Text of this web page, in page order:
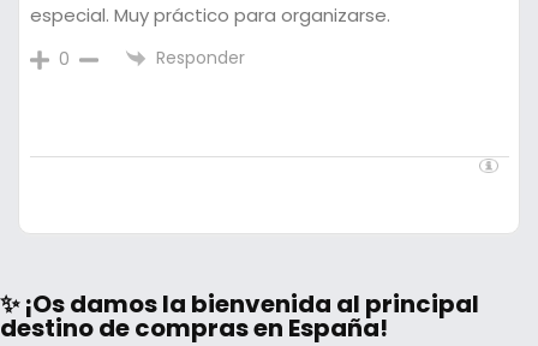
especial. Muy práctico para organizarse.
0 Responder
✨ ¡Os damos la bienvenida al principal
destino de compras en España!